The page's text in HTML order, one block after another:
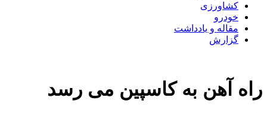
کشاورزی
خودرو
مقاله و یادداشت
گزارش
راه آهن به کاسپین می رسد